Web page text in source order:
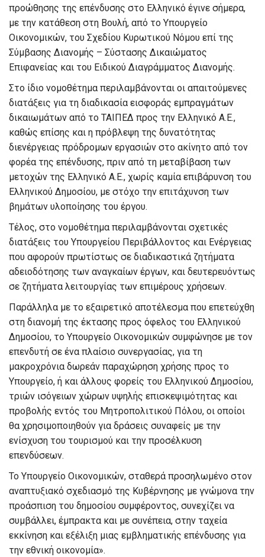
προώθησης της επένδυσης στο Ελληνικό έγινε σήμερα,
με την κατάθεση στη Βουλή, από το Υπουργείο
Οικονομικών, του Σχεδίου Κυρωτικού Νόμου επί της
Σύμβασης Διανομής – Σύστασης Δικαιώματος
Επιφανείας και του Ειδικού Διαγράμματος Διανομής.
Στο ίδιο νομοθέτημα περιλαμβάνονται οι απαιτούμενες
διατάξεις για τη διαδικασία εισφοράς εμπραγμάτων
δικαιωμάτων από το ΤΑΙΠΕΔ προς την Ελληνικό Α.Ε.,
καθώς επίσης και η πρόβλεψη της δυνατότητας
διενέργειας πρόδρομων εργασιών στο ακίνητο από τον
φορέα της επένδυσης, πριν από τη μεταβίβαση των
μετοχών της Ελληνικό Α.Ε., χωρίς καμία επιβάρυνση του
Ελληνικού Δημοσίου, με στόχο την επιτάχυνση των
βημάτων υλοποίησης του έργου.
Τέλος, στο νομοθέτημα περιλαμβάνονται σχετικές
διατάξεις του Υπουργείου Περιβάλλοντος και Ενέργειας
που αφορούν πρωτίστως σε διαδικαστικά ζητήματα
αδειοδότησης των αναγκαίων έργων, και δευτερευόντως
σε ζητήματα λειτουργίας των επιμέρους χρήσεων.
Παράλληλα με το εξαιρετικό αποτέλεσμα που επετεύχθη
στη διανομή της έκτασης προς όφελος του Ελληνικού
Δημοσίου, το Υπουργείο Οικονομικών συμφώνησε με τον
επενδυτή σε ένα πλαίσιο συνεργασίας, για τη
μακροχρόνια δωρεάν παραχώρηση χρήσης προς το
Υπουργείο, ή και άλλους φορείς του Ελληνικού Δημοσίου,
τριών ισόγειων χώρων υψηλής επισκεψιμότητας και
προβολής εντός του Μητροπολιτικού Πόλου, οι οποίοι
θα χρησιμοποιηθούν για δράσεις συναφείς με την
ενίσχυση του τουρισμού και την προσέλκυση
επενδύσεων.
Το Υπουργείο Οικονομικών, σταθερά προσηλωμένο στον
αναπτυξιακό σχεδιασμό της Κυβέρνησης με γνώμονα την
προάσπιση του δημοσίου συμφέροντος, συνεχίζει να
συμβάλλει, έμπρακτα και με συνέπεια, στην ταχεία
εκκίνηση και εξέλιξη μιας εμβληματικής επένδυσης για
την εθνική οικονομία».